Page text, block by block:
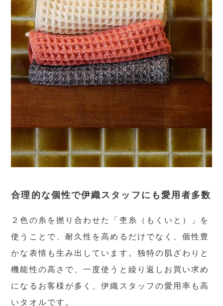
合理的な個性で伊織スタッフにも愛用者多数
２色の糸を撚り合わせた「杢糸（もくいと）」を
使うことで、耐久性を高めるだけでなく、個性豊
かな表情も生み出しています。独特の肌ざわりと
機能性の高さで、一度使うと繰り返しお買い求め
になるお客様が多く、伊織スタッフの愛用率も高
いタオルです。